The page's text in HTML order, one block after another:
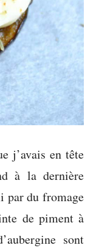
j’avais en tête
à la dernière
par du fromage
de piment à
sont